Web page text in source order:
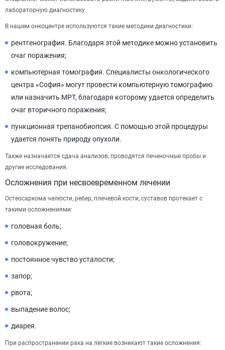
лабораторную диагностику.
В нашем онкоцентре используются такие методики диагностики:
рентгенография. Благодаря этой методике можно установить
очаг поражения;
компьютерная томография. Специалисты онкологического
центра «София» могут провести компьютерную томографию
или назначить МРТ, благодаря которому удается определить
очаг вторичного поражения;
пункционная трепанобиопсия. С помощью этой процедуры
удается понять природу опухоли.
Также назначается сдача анализов, проводятся печеночные пробы и
другие исследования.
Осложнения при несвоевременном лечении
Остеосаркома челюсти, ребер, плечевой кости, суставов протекает с
такими осложнениями:
головная боль;
головокружение;
постоянное чувство усталости;
запор;
рвота;
выпадение волос;
диарея.
При распространении рака на легкие возникают такие осложнения: